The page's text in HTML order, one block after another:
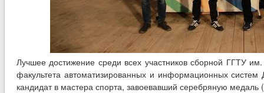
Лучшее достижение среди всех участников сборной ГГТУ
факультета автоматизированных и информационных
кандидат в мастера спорта, завоевавший серебряную медаль